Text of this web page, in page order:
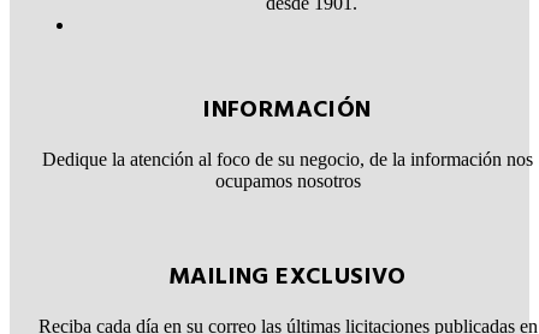
INFORMACIÓN
Dedique la atención al foco de su negocio, de la información nos
ocupamos nosotros
MAILING EXCLUSIVO
Reciba cada día en su correo las últimas licitaciones publicadas en